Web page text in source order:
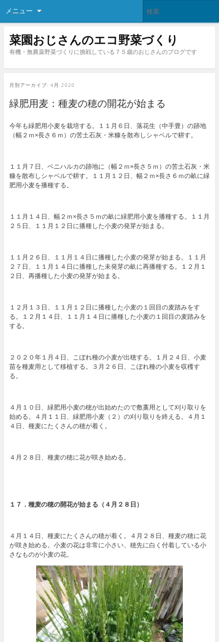
メニュー
菜園おじさんのエコ野菜づくり
有機・無農薬野菜づくりに挑戦している７５歳のおじさんのブログです
月別アーカイブ: 4月 2020
緑肥用麦：種麦の穂の開花が始まる
今年も緑肥用小麦を栽培する。１１月６日、落花生（中手豊）の跡地
（幅２ｍ×長さ６ｍ）の苦土石灰・米糠を散布しシャベルで耕す。
１１月７日、ベニハルカの跡地に（幅２ｍ×長さ５ｍ）の苦土石灰・米
糠を散布しシャベルで耕す。１１月１２日、幅２ｍ×長さ６ｍの畝に緑
肥用小麦を播種する。
１１月１４日、幅２ｍ×長さ５ｍの畝に緑肥用小麦を播種する。１１月
２５日、１１月１２日に播種した小麦の発芽が始まる。
１１月２６日、１１月１４日に播種した小麦の発芽が始まる。１１月
２７日、１１月１４日に播種した未発芽の畝に再播種する。１２月１
２日、再播種した小麦の発芽が始まる。
１２月１３日、１１月１２日に播種した小麦の１回目の麦踏みをす
る。１２月１４日、１１月１４日に播種した小麦の１回目の麦踏みを
する。
２０２０年１月４日、こぼれ種の小麦が出穂する。１月２４日、小麦
苗を種麦用として移植する。３月２６日、こぼれ種の小麦を収穫す
る。
４月１０日、緑肥用小麦の穂が出始めたので敷藁用として刈り取りを
始める。４月１１日、緑肥用小麦（２）の刈り取りを終える。４月１
４日、種麦にたくさんの穂が着く。
４月２８日、種麦の穂に花が咲き始める。
１７． 種麦の穂の開花が始まる （４月２８日）
４月１４日、種麦にたくさんの穂が着く。４月２８日、種麦の穂に花
が咲き始める。小麦の花は非常に小さい、穂先に白く付着している小
さなものが小麦の花。